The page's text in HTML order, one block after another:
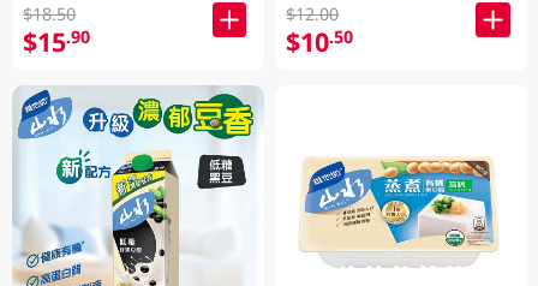
$18.50
$15.90
$12.00
$10.50